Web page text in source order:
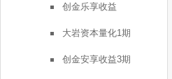
创金乐享收益
大岩资本量化1期
创金安享收益3期